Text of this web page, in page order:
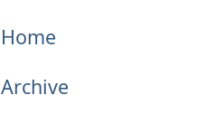
Home
Archive